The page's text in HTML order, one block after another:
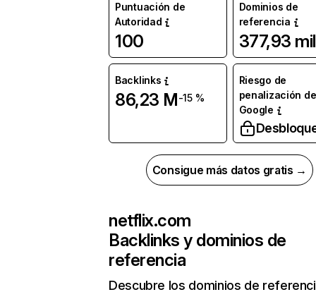
Puntuación de
Autoridad
100
Dominios de
referencia
377,93 mil
Backlinks
86,23 M-15 %
Riesgo de
penalización de
Google
Consigue más datos gratis →
netflix.com
Backlinks y dominios de
referencia
Descubre los dominios de